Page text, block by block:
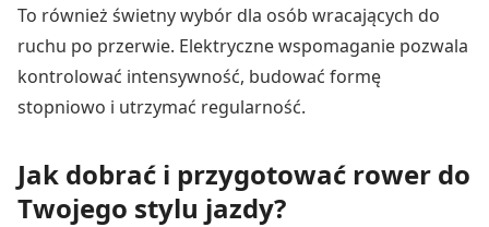
To również świetny wybór dla osób wracających do
ruchu po przerwie. Elektryczne wspomaganie pozwala
kontrolować intensywność, budować formę
stopniowo i utrzymać regularność.
Jak dobrać i przygotować rower do
Twojego stylu jazdy?